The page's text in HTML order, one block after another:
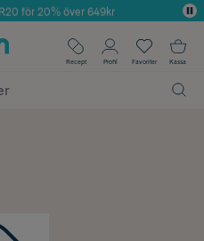
inom Skönhet
för 20% över 649kr
frakt
alla köp*
Recept Profil Favoriter Kassa